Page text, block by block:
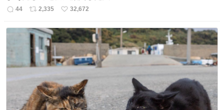
返
数
44
リ
ス
ト
数
2,335
い
ね
数
32,672